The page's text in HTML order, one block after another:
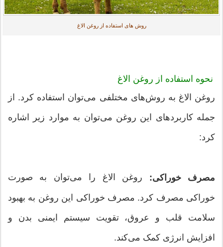
روش های استفاده از روغن الاغ
نحوه استفاده از روغن الاغ
روغن الاغ به روش‌های مختلفی می‌توان استفاده کرد. از
جمله کاربردهای این روغن می‌توان به موارد زیر اشاره
کرد:
مصرف خوراکی: روغن الاغ را می‌توان به صورت
خوراکی مصرف کرد. مصرف خوراکی این روغن به بهبود
سلامت قلب و عروق، تقویت سیستم ایمنی بدن و
افزایش انرژی کمک می‌کند.